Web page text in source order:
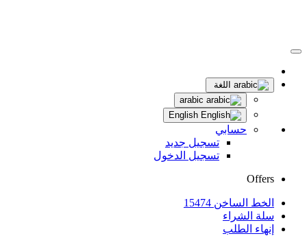
اللغة
حسابي
تسجيل جديد
تسجيل الدخول
Offers
الخط الساخن 15474
سلة الشراء
إنهاء الطلب